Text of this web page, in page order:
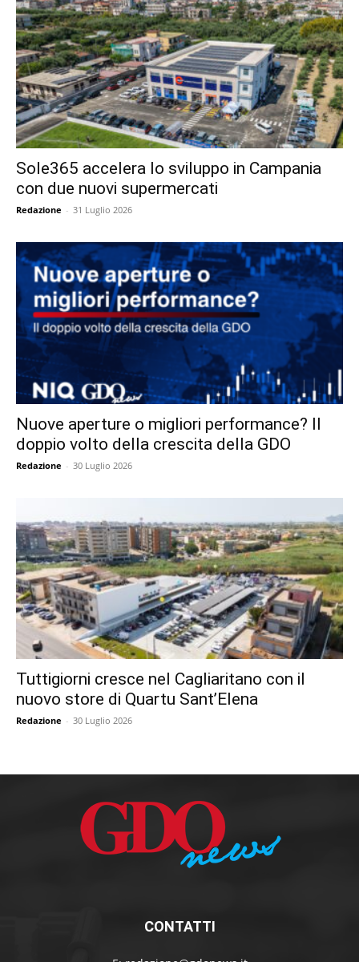
Sole365 accelera lo sviluppo in Campania
con due nuovi supermercati
Redazione - 31 Luglio 2026
Nuove aperture o migliori performance? Il
doppio volto della crescita della GDO
Redazione - 30 Luglio 2026
Tuttigiorni cresce nel Cagliaritano con il
nuovo store di Quartu Sant’Elena
Redazione - 30 Luglio 2026
CONTATTI